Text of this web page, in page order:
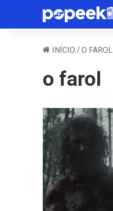
INÍCIO / O FAROL
o farol